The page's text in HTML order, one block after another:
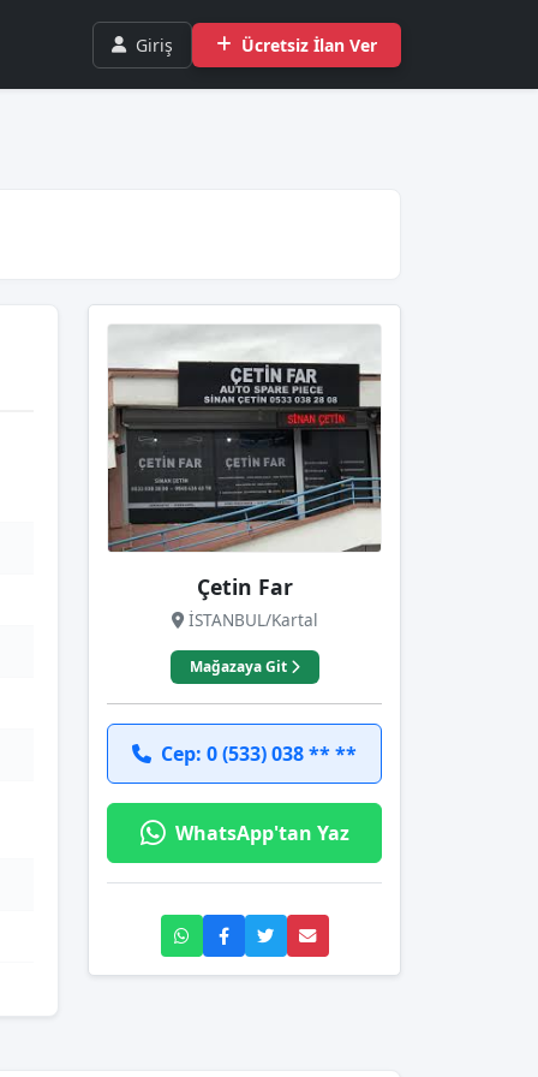
Giriş Ücretsiz İlan Ver
Çetin Far
İSTANBUL/Kartal
Mağazaya Git
Cep: 0 (533) 038 ** **
WhatsApp'tan Yaz